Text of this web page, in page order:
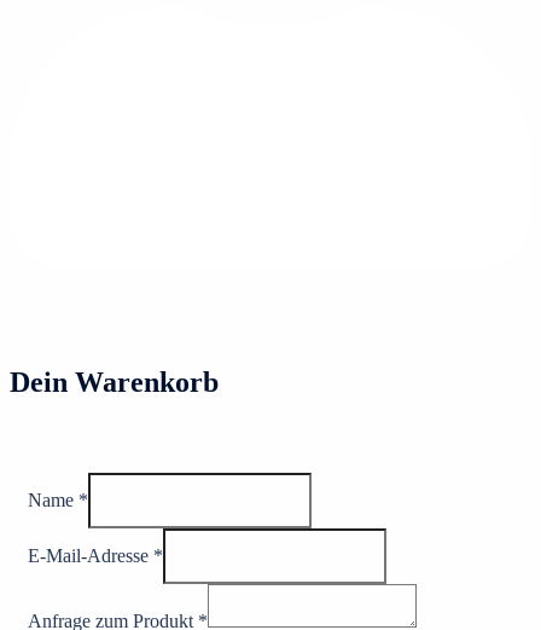
Dein Warenkorb
Name *
E-Mail-Adresse *
Anfrage zum Produkt *